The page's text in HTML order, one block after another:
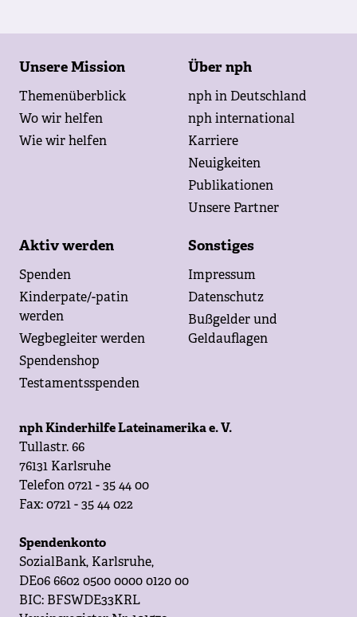
Unsere Mission
Themenüberblick
Wo wir helfen
Wie wir helfen
Über nph
nph in Deutschland
nph international
Karriere
Neuigkeiten
Publikationen
Unsere Partner
Aktiv werden
Spenden
Kinderpate/-patin
werden
Wegbegleiter werden
Spendenshop
Testamentsspenden
Sonstiges
Impressum
Datenschutz
Bußgelder und
Geldauflagen
nph Kinderhilfe Lateinamerika e. V.
Tullastr. 66
76131 Karlsruhe
Telefon 0721 - 35 44 00
Fax: 0721 - 35 44 022
Spendenkonto
SozialBank, Karlsruhe,
DE06 6602 0500 0000 0120 00
BIC: BFSWDE33KRL